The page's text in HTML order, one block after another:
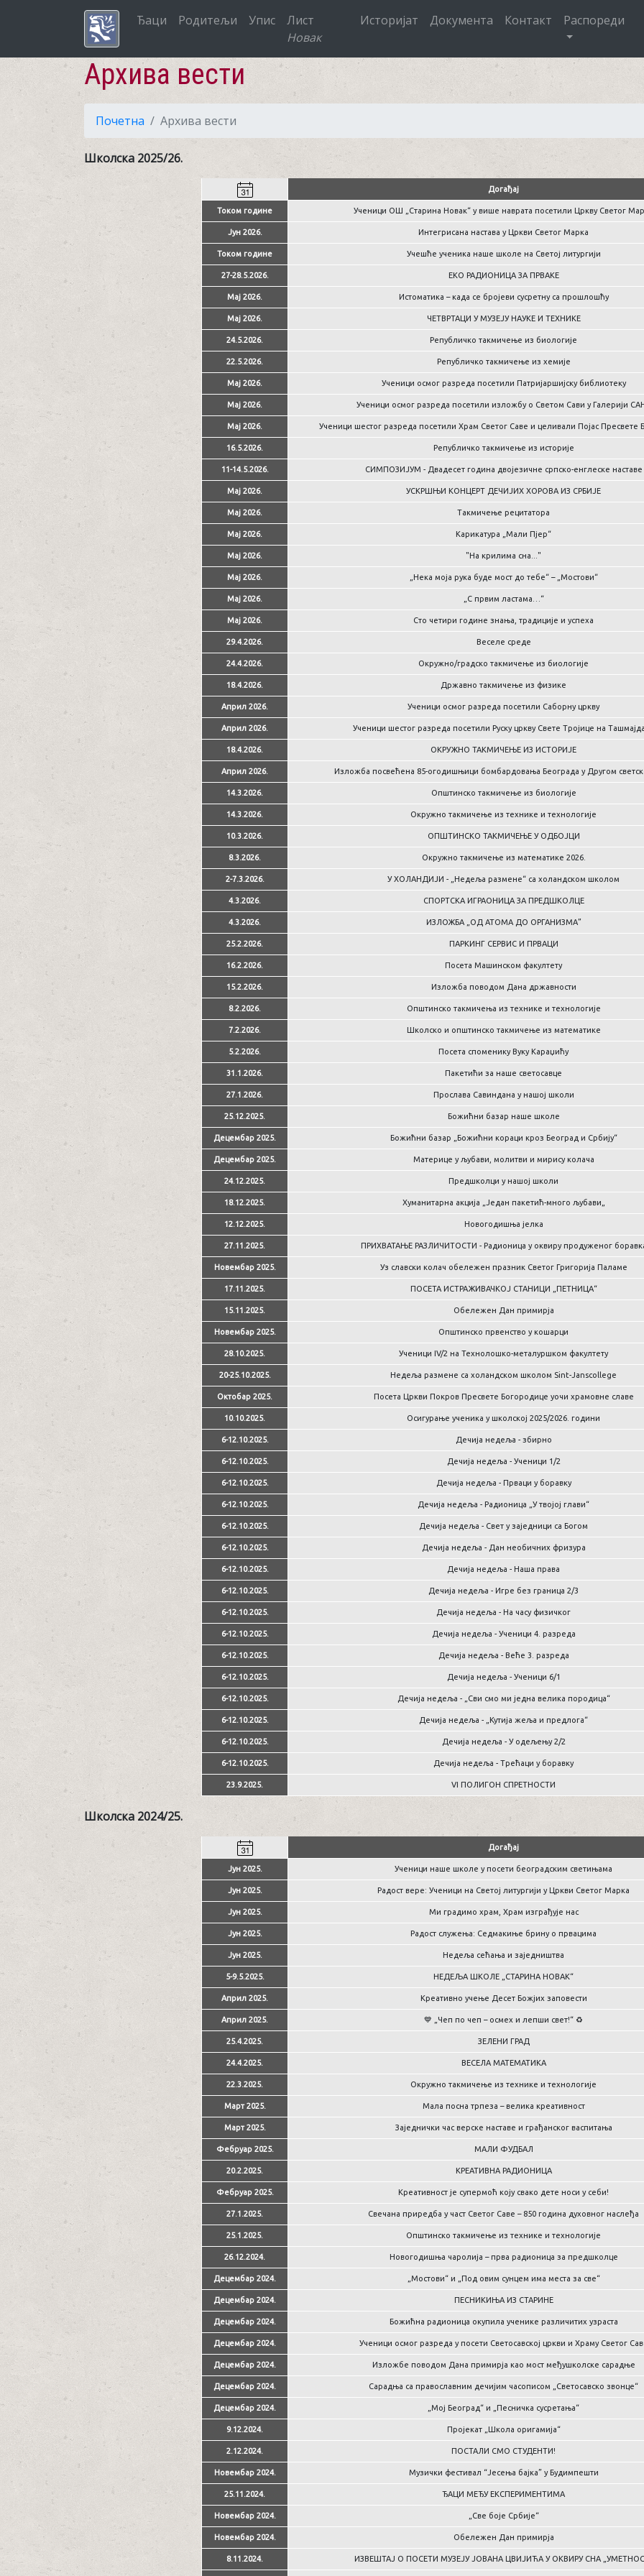
Ђаци Родитељи Упис
Лист
Новак
Историјат Документа Контакт Распореди
Архива вести
Почетна Архива вести
Школска 2025/26.
Догађај
Током године Ученици ОШ „Старина Новак“ у више наврата посетили Цркву Светог
Јун 2026. Интегрисана настава у Цркви Светог Марка
Током године Учешће ученика наше школе на Светој литургији
27-28.5.2026. ЕКО РАДИОНИЦА ЗА ПРВАКЕ
Мај 2026. Истоматика – када се бројеви сусретну са прошлошћу
Мај 2026. ЧЕТВРТАЦИ У МУЗЕЈУ НАУКЕ И ТЕХНИКЕ
24.5.2026. Републичко такмичење из биологије
22.5.2026. Републичко такмичење из хемије
Мај 2026. Ученици осмог разреда посетили Патријаршијску библиотеку
Мај 2026. Ученици осмог разреда посетили изложбу о Светом Сави у Галерији
Мај 2026. Ученици шестог разреда посетили Храм Светог Саве и целивали Појас Пресвете
16.5.2026. Републичко такмичење из историје
11-14.5.2026. СИМПОЗИЈУМ - Двадесет година двојезичне српско-енглеске наставе
Мај 2026. УСКРШЊИ КОНЦЕРТ ДЕЧИЈИХ ХОРОВА ИЗ СРБИЈЕ
Мај 2026. Такмичење рецитатора
Мај 2026. Карикатура „Мали Пјер“
Мај 2026. "На крилима сна..."
Мај 2026. „Нека моја рука буде мост до тебе“ – „Мостови“
Мај 2026. „С првим ластама…“
Мај 2026. Сто четири године знања, традиције и успеха
29.4.2026. Веселе среде
24.4.2026. Окружно/градско такмичење из биологије
18.4.2026. Државно такмичење из физике
Април 2026. Ученици осмог разреда посетили Саборну цркву
Април 2026. Ученици шестог разреда посетили Руску цркву Свете Тројице на
18.4.2026. ОКРУЖНО ТАКМИЧЕЊЕ ИЗ ИСТОРИЈЕ
Април 2026. Изложба посвећена 85-огодишњици бомбардовања Београда у Другом
14.3.2026. Општинско такмичење из биологије
14.3.2026. Окружно такмичење из технике и технологије
10.3.2026. ОПШТИНСКО ТАКМИЧЕЊЕ У ОДБОЈЦИ
8.3.2026. Окружно такмичење из математике 2026.
2-7.3.2026. У ХОЛАНДИЈИ - „Недеља размене“ са холандском школом
4.3.2026. СПОРТСКА ИГРАОНИЦА ЗА ПРЕДШКОЛЦЕ
4.3.2026. ИЗЛОЖБА „ОД АТОМА ДО ОРГАНИЗМА”
25.2.2026. ПАРКИНГ СЕРВИС И ПРВАЦИ
16.2.2026. Посета Машинском факултету
15.2.2026. Изложба поводом Дана државности
8.2.2026. Општинско такмичења из технике и технологије
7.2.2026. Школско и општинско такмичење из математике
5.2.2026. Посета споменику Вуку Караџићу
31.1.2026. Пакетићи за наше светосавце
27.1.2026. Прослава Савиндана у нашој школи
25.12.2025. Божићни базар наше школе
Децембар 2025. Божићни базар „Божићни кораци кроз Београд и Србију“
Децембар 2025. Материце у љубави, молитви и мирису колача
24.12.2025. Предшколци у нашој школи
18.12.2025. Хуманитарна акција „Један пакетић-много љубави„
12.12.2025. Новогодишња јелка
27.11.2025. ПРИХВАТАЊЕ РАЗЛИЧИТОСТИ - Радионица у оквиру продуженог
Новембар 2025. Уз славски колач обележен празник Светог Григорија Паламе
17.11.2025. ПОСЕТА ИСТРАЖИВАЧКОЈ СТАНИЦИ „ПЕТНИЦА“
15.11.2025. Обележен Дан примирја
Новембар 2025. Општинско првенство у кошарци
28.10.2025. Ученици IV/2 на Технолошко-металуршком факултету
20-25.10.2025. Недеља размене са холандском школом Sint-Janscollege
Октобар 2025. Посета Цркви Покров Пресвете Богородице уочи храмовне славе
10.10.2025. Осигурање ученика у школској 2025/2026. години
6-12.10.2025. Дечија недеља - збирно
6-12.10.2025. Дечија недеља - Ученици 1/2
6-12.10.2025. Дечија недеља - Прваци у боравку
6-12.10.2025. Дечија недеља - Радионица „У твојој глави“
6-12.10.2025. Дечија недеља - Свет у заједници са Богом
6-12.10.2025. Дечија недеља - Дан необичних фризура
6-12.10.2025. Дечија недеља - Наша права
6-12.10.2025. Дечија недеља - Игре без граница 2/3
6-12.10.2025. Дечија недеља - На часу физичког
6-12.10.2025. Дечија недеља - Ученици 4. разреда
6-12.10.2025. Дечија недеља - Веће 3. разреда
6-12.10.2025. Дечија недеља - Ученици 6/1
6-12.10.2025. Дечија недеља - „Сви смо ми једна велика породица“
6-12.10.2025. Дечија недеља - „Кутија жеља и предлога“
6-12.10.2025. Дечија недеља - У одељењу 2/2
6-12.10.2025. Дечија недеља - Трећаци у боравку
23.9.2025. VI ПОЛИГОН СПРЕТНОСТИ
Школска 2024/25.
Догађај
Јун 2025. Ученици наше школе у посети београдским светињама
Јун 2025. Радост вере: Ученици на Светој литургији у Цркви Светог Марка
Јун 2025. Ми градимо храм, Храм изграђује нас
Јун 2025. Радост служења: Седмакиње брину о првацима
Јун 2025. Недеља сећања и заједништва
5-9.5.2025. НЕДЕЉА ШКОЛЕ „СТАРИНА НОВАК“
Април 2025. Креативно учење Десет Божјих заповести
Април 2025. 💙 „Чеп по чеп – осмех и лепши свет!“ ♻️
25.4.2025. ЗЕЛЕНИ ГРАД
24.4.2025. ВЕСЕЛА МАТЕМАТИКА
22.3.2025. Окружно такмичење из технике и технологије
Март 2025. Мала посна трпеза – велика креативност
Март 2025. Заједнички час верске наставе и грађанског васпитања
Фебруар 2025. МАЛИ ФУДБАЛ
20.2.2025. КРЕАТИВНА РАДИОНИЦА
Фебруар 2025. Креативност је супермоћ коју свако дете носи у себи!
27.1.2025. Свечана приредба у част Светог Саве – 850 година духовног наслеђа
25.1.2025. Општинско такмичење из технике и технологије
26.12.2024. Новогодишња чаролија – прва радионица за предшколце
Децембар 2024. „Мостови“ и „Под овим сунцем има места за све“
Децембар 2024. ПЕСНИКИЊА ИЗ СТАРИНЕ
Децембар 2024. Божићна радионица окупила ученике различитих узраста
Децембар 2024. Ученици осмог разреда у посети Светосавској цркви и Храму Светог
Децембар 2024. Изложбе поводом Дана примирја као мост међушколске сарадње
Децембар 2024. Сарадња са православним дечијим часописом „Светосавско звонце“
Децембар 2024. „Мој Београд“ и „Песничка сусретања“
9.12.2024. Пројекат „Школа оригамија“
2.12.2024. ПОСТАЛИ СМО СТУДЕНТИ!
Новембар 2024. Музички фестивал “Јесења бајка” у Будимпешти
25.11.2024. ЂАЦИ МЕЂУ ЕКСПЕРИМЕНТИМА
Новембар 2024. „Све боје Србије“
Новембар 2024. Обележен Дан примирја
8.11.2024. ИЗВЕШТАЈ О ПОСЕТИ МУЗЕЈУ ЈОВАНА ЦВИЈИЋА У ОКВИРУ СНА